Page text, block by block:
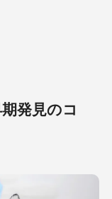
発見のコ